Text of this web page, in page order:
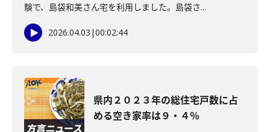
験で、島袋和美さん宅を利用しました。島袋さ...
2026.04.03 |00:02:44
県内２０２３年の総住宅戸数に占
める空き家率は９・４％